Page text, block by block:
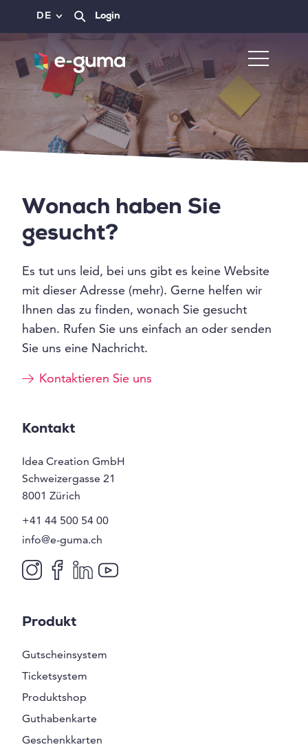
DE Login
Wonach haben Sie
gesucht?
Es tut uns leid, bei uns gibt es keine Website
mit dieser Adresse (mehr). Gerne helfen wir
Ihnen das zu finden, wonach Sie gesucht
haben. Rufen Sie uns einfach an oder senden
Sie uns eine Nachricht.
Kontaktieren Sie uns
Kontakt
Idea Creation GmbH
Schweizergasse 21
8001 Zürich
+41 44 500 54 00
info@e-guma.ch
Produkt
Gutscheinsystem
Ticketsystem
Produktshop
Guthabenkarte
Geschenkkarten